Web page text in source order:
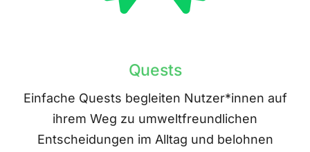
Quests
Einfache Quests begleiten Nutzer*innen auf
ihrem Weg zu umweltfreundlichen
Entscheidungen im Alltag und belohnen